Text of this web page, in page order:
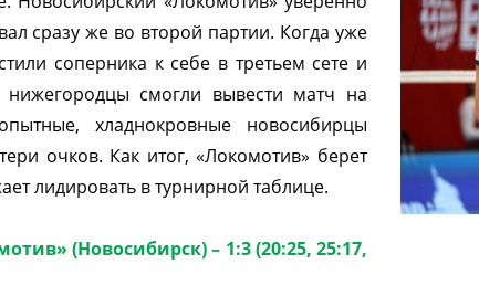
сразу же во второй партии. Когда уже
соперника к себе в третьем сете и
смогли вывести матч на
хладнокровные новосибирцы
очков. Как итог, «Локомотив» берет
лидировать в турнирной таблице.
(Новосибирск) – 1:3 (20:25, 25:17,